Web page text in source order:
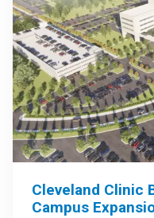
Cleveland Clinic
Campus